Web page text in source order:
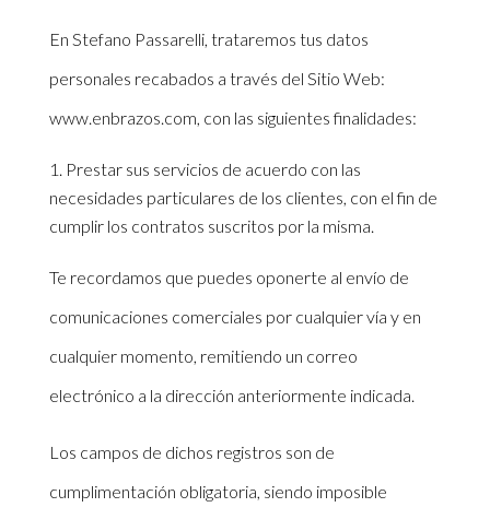
En Stefano Passarelli, trataremos tus datos
personales recabados a través del Sitio Web:
www.enbrazos.com, con las siguientes finalidades:
Prestar sus servicios de acuerdo con las
necesidades particulares de los clientes, con el fin de
cumplir los contratos suscritos por la misma.
Te recordamos que puedes oponerte al envío de
comunicaciones comerciales por cualquier vía y en
cualquier momento, remitiendo un correo
electrónico a la dirección anteriormente indicada.
Los campos de dichos registros son de
cumplimentación obligatoria, siendo imposible